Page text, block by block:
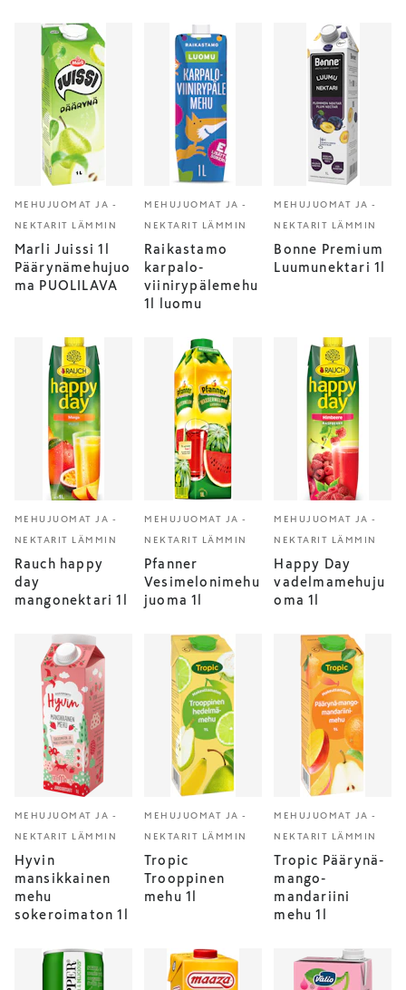
MEHUJUOMAT JA -
NEKTARIT LÄMMIN
Marli Juissi 1l
Päärynämehujuo
ma PUOLILAVA
MEHUJUOMAT JA -
NEKTARIT LÄMMIN
Raikastamo
karpalo-
viinirypälemehu
1l luomu
MEHUJUOMAT JA -
NEKTARIT LÄMMIN
Bonne Premium
Luumunektari 1l
MEHUJUOMAT JA -
NEKTARIT LÄMMIN
Rauch happy
day
mangonektari 1l
MEHUJUOMAT JA -
NEKTARIT LÄMMIN
Pfanner
Vesimelonimehu
juoma 1l
MEHUJUOMAT JA -
NEKTARIT LÄMMIN
Happy Day
vadelmamehuju
oma 1l
MEHUJUOMAT JA -
NEKTARIT LÄMMIN
Hyvin
mansikkainen
mehu
sokeroimaton 1l
MEHUJUOMAT JA -
NEKTARIT LÄMMIN
Tropic
Trooppinen
mehu 1l
MEHUJUOMAT JA -
NEKTARIT LÄMMIN
Tropic Päärynä-
mango-
mandariini
mehu 1l